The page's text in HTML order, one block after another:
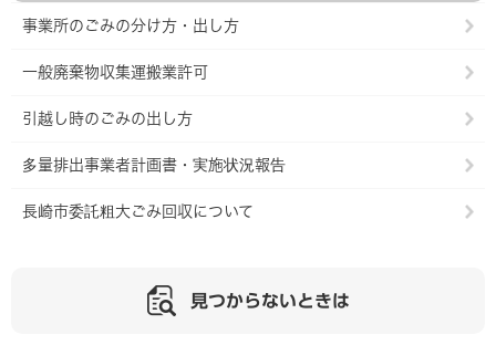
事業所のごみの分け方・出し方
一般廃棄物収集運搬業許可
引越し時のごみの出し方
多量排出事業者計画書・実施状況報告
長崎市委託粗大ごみ回収について
見つからないときは